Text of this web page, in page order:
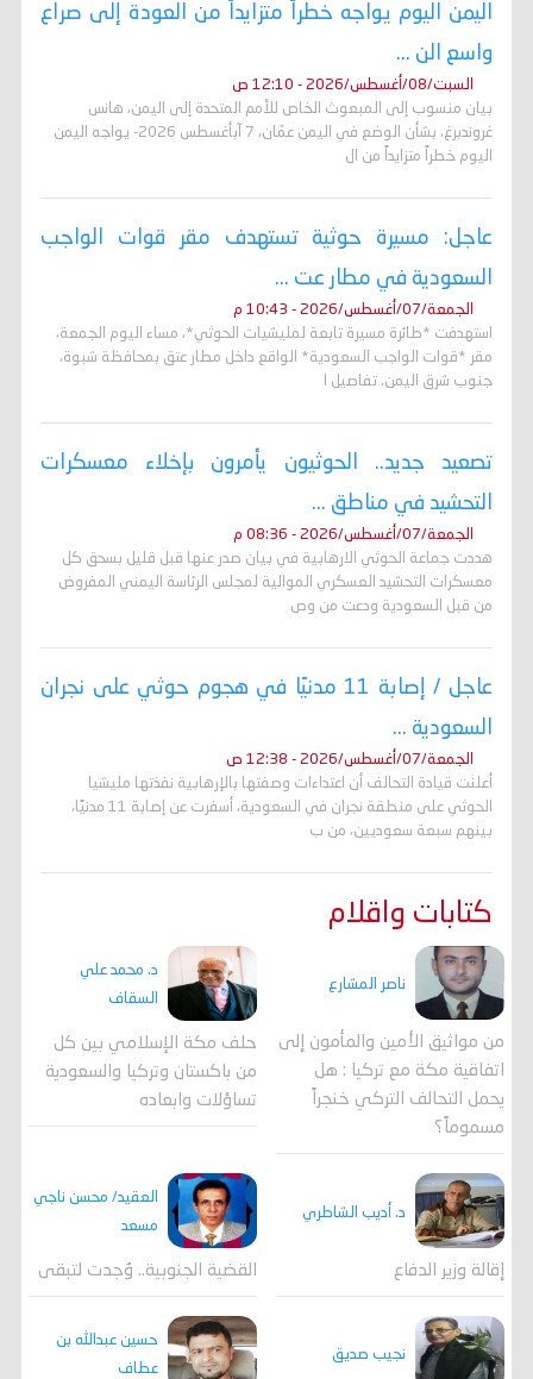
اليمن اليوم يواجه خطراً متزايداً من العودة إلى صراع
واسع الن ...
السبت/08/أغسطس/2026 - 12:10 ص
بيان منسوب إلى المبعوث الخاص للأمم المتحدة إلى اليمن، هانس
غروندبرغ، بشأن الوضع في اليمن عمّان، 7 آبأغسطس 2026- يواجه اليمن
اليوم خطراً متزايداً من ال
عاجل: مسيرة حوثية تستهدف مقر قوات الواجب
السعودية في مطار عت ...
الجمعة/07/أغسطس/2026 - 10:43 م
استهدفت *طائرة مسيرة تابعة لمليشيات الحوثي*، مساء اليوم الجمعة،
مقر *قوات الواجب السعودية* الواقع داخل مطار عتق بمحافظة شبوة،
جنوب شرق اليمن. تفاصيل ا
تصعيد جديد.. الحوثيون يأمرون بإخلاء معسكرات
التحشيد في مناطق ...
الجمعة/07/أغسطس/2026 - 08:36 م
هددت جماعة الحوثي الارهابية في بيان صدر عنها قبل قليل بسحق كل
معسكرات التحشيد العسكري الموالية لمجلس الرئاسة اليمني المفروض
من قبل السعودية ودعت من وص
عاجل / إصابة 11 مدنيًا في هجوم حوثي على نجران
السعودية ...
الجمعة/07/أغسطس/2026 - 12:38 ص
أعلنت قيادة التحالف أن اعتداءات وصفتها بالإرهابية نفذتها مليشيا
الحوثي على منطقة نجران في السعودية، أسفرت عن إصابة 11 مدنيًا،
بينهم سبعة سعوديين، من ب
كتابات واقلام
ناصر المشارع
من مواثيق الأمين والمأمون إلى
اتفاقية مكة مع تركيا : هل
يحمل التحالف التركي خنجراً
مسموماً؟
د. محمد علي
السقاف
حلف مكة الإسلامي بين كل
من باكستان وتركيا والسعودية
تساؤلات وابعاده
د. أديب الشاطري
إقالة وزير الدفاع
العقيد/ محسن ناجي
مسعد
القضية الجنوبية.. وُجدت لتبقى
نجيب صديق
حسين عبدالله بن
عطاف